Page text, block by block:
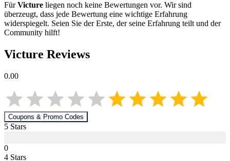
FürVicture liegen noch keine Bewertungen vor. Wir sind
überzeugt, dass jede Bewertung eine wichtige Erfahrung
widerspiegelt. Seien Sie der Erste, der seine Erfahrung teilt und der
Community hilft!
Victure Reviews
0.00
Coupons & Promo Codes
5 Stars
0
4 Stars